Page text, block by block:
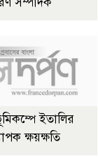
ইতালির
ক্ষয়ক্ষতি